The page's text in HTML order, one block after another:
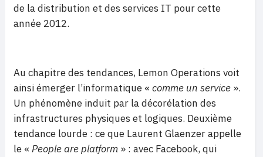
de la distribution et des services IT pour cette
année 2012.
Au chapitre des tendances, Lemon Operations voit
ainsi émerger l’informatique « comme un service ».
Un phénomène induit par la décorélation des
infrastructures physiques et logiques. Deuxième
tendance lourde : ce que Laurent Glaenzer appelle
le « People are platform » : avec Facebook, qui